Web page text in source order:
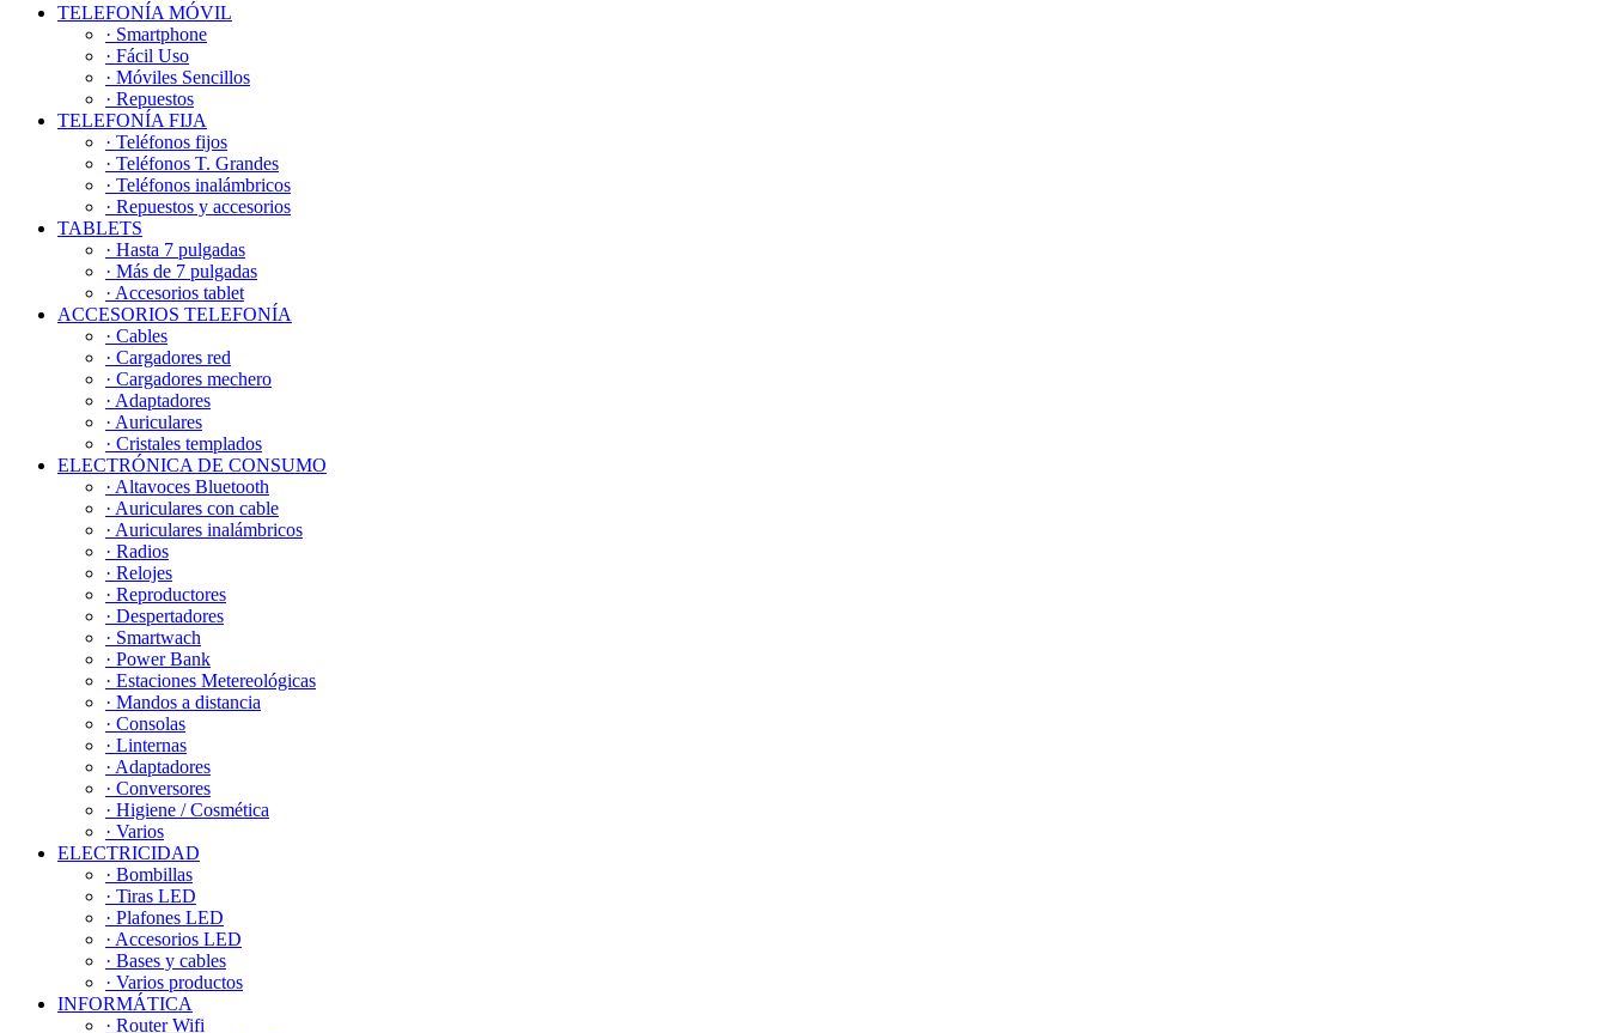
TELEFONÍA MÓVIL
· Smartphone
· Fácil Uso
· Móviles Sencillos
· Repuestos
TELEFONÍA FIJA
· Teléfonos fijos
· Teléfonos T. Grandes
· Teléfonos inalámbricos
· Repuestos y accesorios
TABLETS
· Hasta 7 pulgadas
· Más de 7 pulgadas
· Accesorios tablet
ACCESORIOS TELEFONÍA
· Cables
· Cargadores red
· Cargadores mechero
· Adaptadores
· Auriculares
· Cristales templados
ELECTRÓNICA DE CONSUMO
· Altavoces Bluetooth
· Auriculares con cable
· Auriculares inalámbricos
· Radios
· Relojes
· Reproductores
· Despertadores
· Smartwach
· Power Bank
· Estaciones Metereológicas
· Mandos a distancia
· Consolas
· Linternas
· Adaptadores
· Conversores
· Higiene / Cosmética
· Varios
ELECTRICIDAD
· Bombillas
· Tiras LED
· Plafones LED
· Accesorios LED
· Bases y cables
· Varios productos
INFORMÁTICA
· Router Wifi